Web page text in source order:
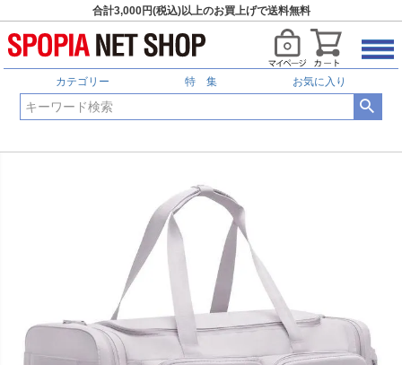
合計3,000円(税込)以上のお買上げで送料無料
カテゴリー 特 集 お気に入り